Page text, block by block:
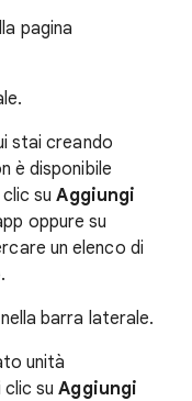
pagina
stai creando
è disponibile
clic suAggiungi
oppure su
un elenco di
nella barra laterale.
unità
clic suAggiungi